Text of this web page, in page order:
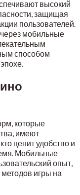
высокий
защищая
пользователей.
мобильные
способом
которые
имеют
ценит удобство и
Мобильные
опыт,
игры на